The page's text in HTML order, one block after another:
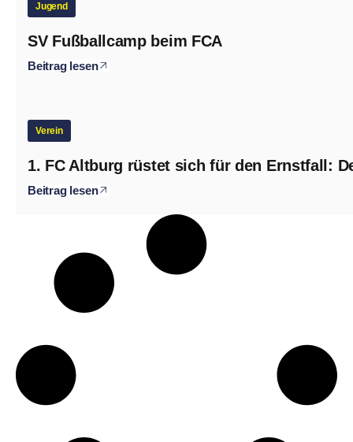
Jugend
SV Fußballcamp beim FCA
Beitrag lesen
Verein
1. FC Altburg rüstet sich für den Ernstfall:
Beitrag lesen